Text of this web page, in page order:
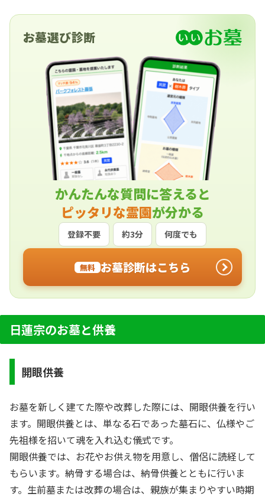
お墓選び診断
かんたんな質問に答えると
ピッタリな霊園が分かる
登録不要 約3分 何度でも
無料 お墓診断はこちら
日蓮宗のお墓と供養
開眼供養
お墓を新しく建てた際や改葬した際には、開眼供養を行い
ます。開眼供養とは、単なる石であった墓石に、仏様やご
先祖様を招いて魂を入れ込む儀式です。
開眼供養では、お花やお供え物を用意し、僧侶に読経して
もらいます。納骨する場合は、納骨供養とともに行いま
す。生前墓または改葬の場合は、親族が集まりやすい時期